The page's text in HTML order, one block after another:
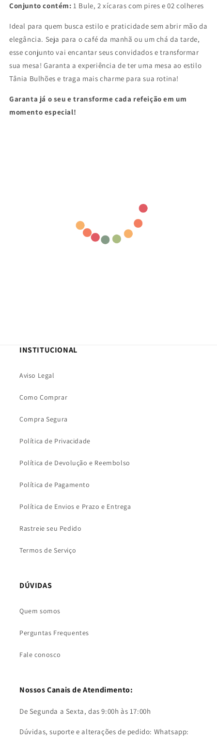
Conjunto contém: 1 Bule, 2 xícaras com pires e 02 colheres
Ideal para quem busca estilo e praticidade sem abrir mão da
elegância. Seja para o café da manhã ou um chá da tarde,
esse conjunto vai encantar seus convidados e transformar
sua mesa! Garanta a experiência de ter uma mesa ao estilo
Tânia Bulhões e traga mais charme para sua rotina!
Garanta já o seu e transforme cada refeição em um
momento especial!
INSTITUCIONAL
Aviso Legal
Como Comprar
Compra Segura
Política de Privacidade
Política de Devolução e Reembolso
Política de Pagamento
Política de Envios e Prazo e Entrega
Rastreie seu Pedido
Termos de Serviço
DÚVIDAS
Quem somos
Perguntas Frequentes
Fale conosco
Nossos Canais de Atendimento:
De Segunda a Sexta, das 9:00h às 17:00h
Dúvidas, suporte e alterações de pedido: Whatsapp: